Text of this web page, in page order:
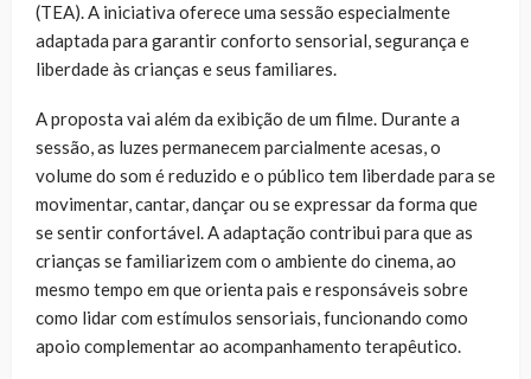
(TEA). A iniciativa oferece uma sessão especialmente
adaptada para garantir conforto sensorial, segurança e
liberdade às crianças e seus familiares.
A proposta vai além da exibição de um filme. Durante a
sessão, as luzes permanecem parcialmente acesas, o
volume do som é reduzido e o público tem liberdade para se
movimentar, cantar, dançar ou se expressar da forma que
se sentir confortável. A adaptação contribui para que as
crianças se familiarizem com o ambiente do cinema, ao
mesmo tempo em que orienta pais e responsáveis sobre
como lidar com estímulos sensoriais, funcionando como
apoio complementar ao acompanhamento terapêutico.